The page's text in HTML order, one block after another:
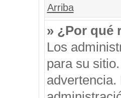
Arriba
» ¿Por qué
Los
para su
advertencia.